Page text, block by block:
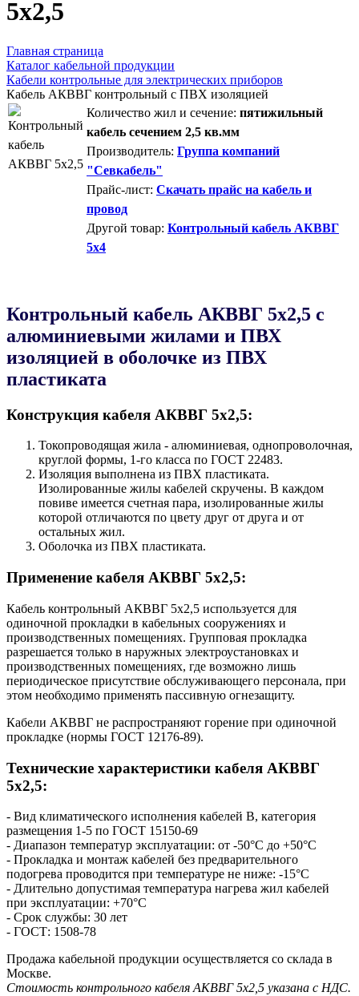
5х2,5
Главная страница
Каталог кабельной продукции
Кабели контрольные для электрических приборов
Кабель АКВВГ контрольный с ПВХ изоляцией
Количество жил и сечение: пятижильный
кабель сечением 2,5 кв.мм
Производитель: Группа компаний
"Севкабель"
Прайс-лист: Скачать прайс на кабель и
провод
Другой товар: Контрольный кабель АКВВГ
5х4
Контрольный кабель AКВВГ 5х2,5 с
алюминиевыми жилами и ПВХ
изоляцией в оболочке из ПВХ
пластиката
Конструкция кабеля AКВВГ 5х2,5:
Токопроводящая жила - алюминиевая, однопроволочная,
круглой формы, 1-го класса по ГОСТ 22483.
Изоляция выполнена из ПВХ пластиката.
Изолированные жилы кабелей скручены. В каждом
повиве имеется счетная пара, изолированные жилы
которой отличаются по цвету друг от друга и от
остальных жил.
Оболочка из ПВХ пластиката.
Применение кабеля AКВВГ 5х2,5:
Кабель контрольный AКВВГ 5х2,5 используется для
одиночной прокладки в кабельных сооружениях и
производственных помещениях. Групповая прокладка
разрешается только в наружных электроустановках и
производственных помещениях, где возможно лишь
периодическое присутствие обслуживающего персонала, при
этом необходимо применять пассивную огнезащиту.
Кабели АКВВГ не распространяют горение при одиночной
прокладке (нормы ГОСТ 12176-89).
Технические характеристики кабеля AКВВГ
5х2,5:
- Вид климатического исполнения кабелей В, категория
размещения 1-5 по ГОСТ 15150-69
- Диапазон температур эксплуатации: от -50°С до +50°С
- Прокладка и монтаж кабелей без предварительного
подогрева проводится при температуре не ниже: -15°С
- Длительно допустимая температура нагрева жил кабелей
при эксплуатации: +70°С
- Срок службы: 30 лет
- ГОСТ: 1508-78
Продажа кабельной продукции осуществляется со склада в
Москве.
Стоимость контрольного кабеля AКВВГ 5х2,5 указана с НДС.